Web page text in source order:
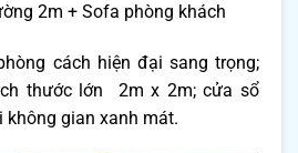
2m + Sofa phòng khách
cách hiện đại sang trọng;
thước lớn 2m x 2m; cửa sổ
không gian xanh mát.